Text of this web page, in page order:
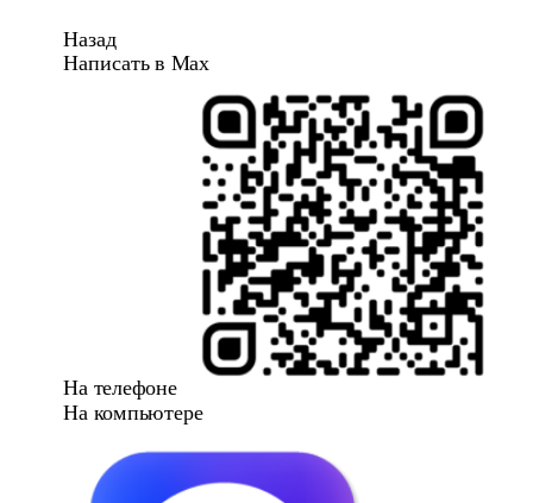
Назад
Написать в Max
На телефоне
На компьютере